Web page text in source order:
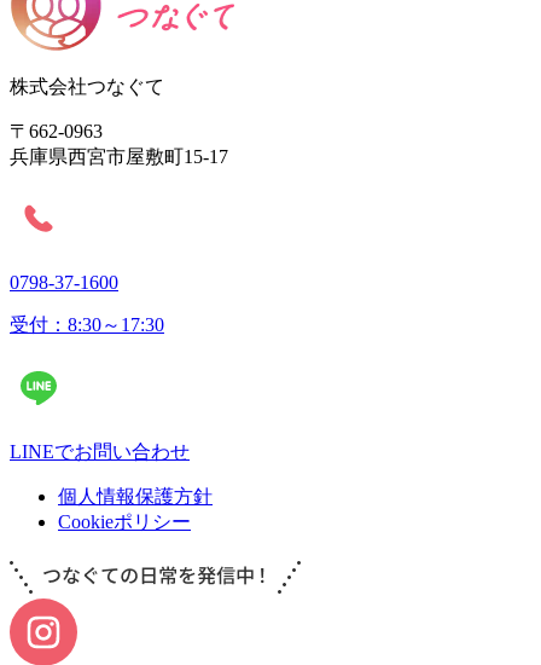
株式会社つなぐて
〒662-0963
兵庫県西宮市屋敷町15-17
0798-37-1600
受付：8:30～17:30
LINEでお問い合わせ
個人情報保護方針
Cookieポリシー